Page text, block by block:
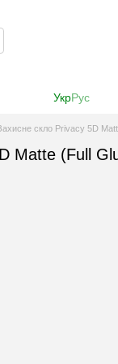
УкрРус
скло Privacy 5D
Matte (Full